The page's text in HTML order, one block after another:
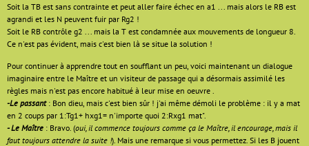
Soit la TB est sans contrainte et peut aller faire échec en a1 ... mais alors le RB est
agrandi et les N peuvent fuir par Rg2 !
Soit le RB contrôle g2 ... mais la T est condamnée aux mouvements de longueur 8.
Ce n'est pas évident, mais c'est bien là se situe la solution !
Pour continuer à apprendre tout en soufflant un peu, voici maintenant un dialogue
imaginaire entre le Maître et un visiteur de passage qui a désormais assimilé les
règles mais n'est pas encore habitué à leur mise en oeuvre .
-Le passant: Bon dieu, mais c'est bien sûr ! j'ai même démoli le problème : il y a mat
en 2 coups par 1:Tg1+ hxg1= n'importe quoi 2:Rxg1 mat".
- Le Maître : Bravo. (oui, il commence toujours comme ça le Maître, il encourage, mais il
faut toujours attendre la suite !). Mais une remarque si vous permettez. Si les B jouent